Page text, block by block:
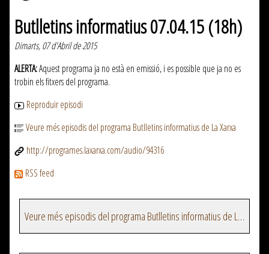
Butlletins informatius 07.04.15 (18h)
Dimarts, 07 d'Abril de 2015
ALERTA:Aquest programa ja no està en emissió, i es possible que ja no es
trobin els fitxers del programa.
Reproduir episodi
Veure més episodis del programa Butlletins informatius de La Xarxa
http://programes.laxarxa.com/audio/94316
RSS feed
Veure més episodis del programa Butlletins informatius de La Xarxa